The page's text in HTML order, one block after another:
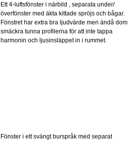
Ett 4-luftsfönster i närbild , separata under/
överfönster med äkta kittade spröjs och bågar.
Fönstret har extra bra ljudvärde men ändå dom
smäckra tunna profilerna för att inte tappa
harmonin och ljusinsläppet in i rummet.
Fönster i ett svängt burspråk med separat